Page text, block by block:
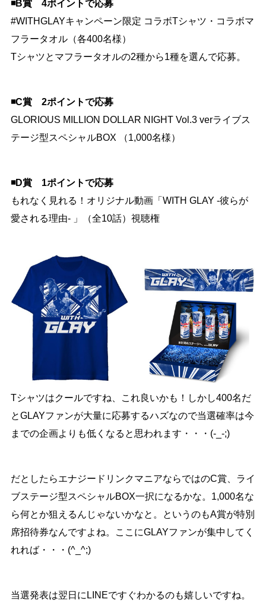
◾️B賞 4ポイントで応募
#WITHGLAYキャンペーン限定 コラボTシャツ・コラボマ
フラータオル（各400名様）
Tシャツとマフラータオルの2種から1種を選んで応募。
◾️C賞 2ポイントで応募
GLORIOUS MILLION DOLLAR NIGHT Vol.3 verライブス
テージ型スペシャルBOX （1,000名様）
◾️D賞 1ポイントで応募
もれなく見れる！オリジナル動画「WITH GLAY -彼らが
愛される理由- 」（全10話）視聴権
Tシャツはクールですね、これ良いかも！しかし400名だ
とGLAYファンが大量に応募するハズなので当選確率は今
までの企画よりも低くなると思われます・・・(-_-;)
だとしたらエナジードリンクマニアならではのC賞、ライ
ブステージ型スペシャルBOX一択になるかな。1,000名な
ら何とか狙えるんじゃないかなと。というのもA賞が特別
席招待券なんですよね。ここにGLAYファンが集中してく
れれば・・・(^_^;)
当選発表は翌日にLINEですぐわかるのも嬉しいですね。